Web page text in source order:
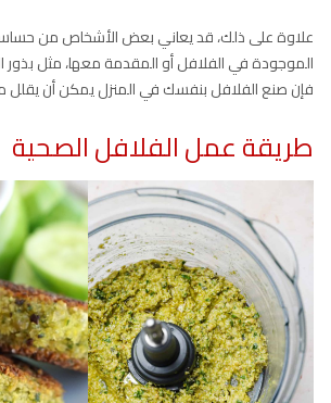
علاوة على ذلك، قد يعاني بعض الأشخاص من
الموجودة في الفلافل أو المقدمة معها، مثل
فإن صنع الفلافل بنفسك في المنزل يمكن أن يقلل
طريقة عمل الفلافل الصحية